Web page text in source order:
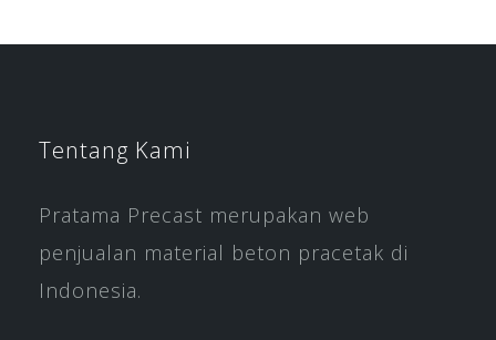
Tentang Kami
Pratama Precast merupakan web
penjualan material beton pracetak di
Indonesia.